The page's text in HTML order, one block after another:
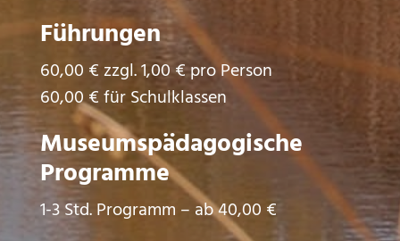
Führungen
60,00 € zzgl. 1,00 € pro Person
60,00 € für Schulklassen
Museumspädagogische
Programme
1-3 Std. Programm – ab 40,00 €